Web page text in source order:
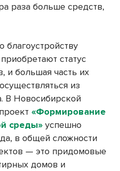
раза больше средств,
благоустройству
статус
и большая часть их
из
В Новосибирской
«Формирование
среды» успешно
в общей сложности
— это придомовые
домов и